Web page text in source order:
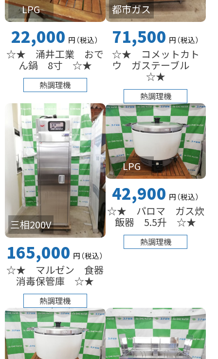
LPG
22,000 円（税込）
☆★ 涌井工業 おで
ん鍋 8寸 ☆★
熱調理機
都市ガス
71,500 円（税込）
☆★ コメットカト
ウ ガステーブル
☆★
熱調理機
三相200V
165,000 円（税込）
☆★ マルゼン 食器
消毒保管庫 ☆★
熱調理機
LPG
42,900 円（税込）
☆★ パロマ ガス炊
飯器 5.5升 ☆★
熱調理機